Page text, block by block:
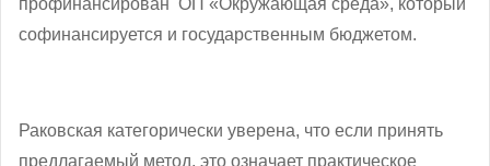
софинансируется и государственным бюджетом.
Раковская категорически уверена, что если принять
предлагаемый метод, это означает практическое